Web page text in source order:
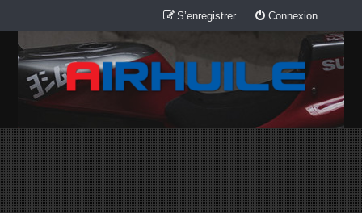
Connexion
S’enregistrer